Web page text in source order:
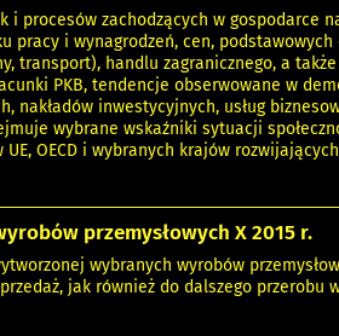
i procesów zachodzących w gospodarce
pracy i wynagrodzeń, cen,
transport), handlu zagranicznego, a
PKB, tendencje obserwowane w
nakładów inwestycyjnych, usług
wybrane wskaźniki sytuacji
OECD i wybranych krajów
przemysłowych X 2015 r.
wybranych wyrobów
jak również do dalszego